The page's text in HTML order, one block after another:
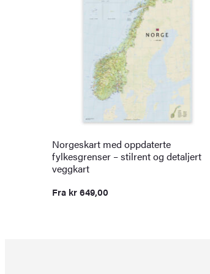
Norgeskart med oppdaterte
fylkesgrenser – stilrent og detaljert
veggkart
Fra kr649,00